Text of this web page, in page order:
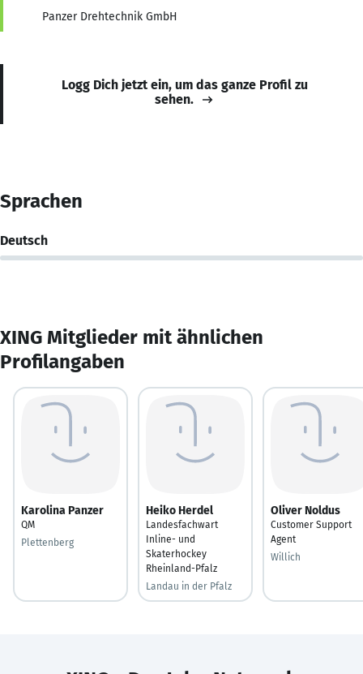
Panzer Drehtechnik GmbH
Logg Dich jetzt ein, um das ganze Profil zu
sehen.
Sprachen
Deutsch
XING Mitglieder mit ähnlichen
Profilangaben
Karolina Panzer
QM
Plettenberg
Heiko Herdel
Landesfachwart
Inline- und
Skaterhockey
Rheinland-Pfalz
Landau in der Pfalz
Oliver Noldus
Customer Support
Agent
Willich